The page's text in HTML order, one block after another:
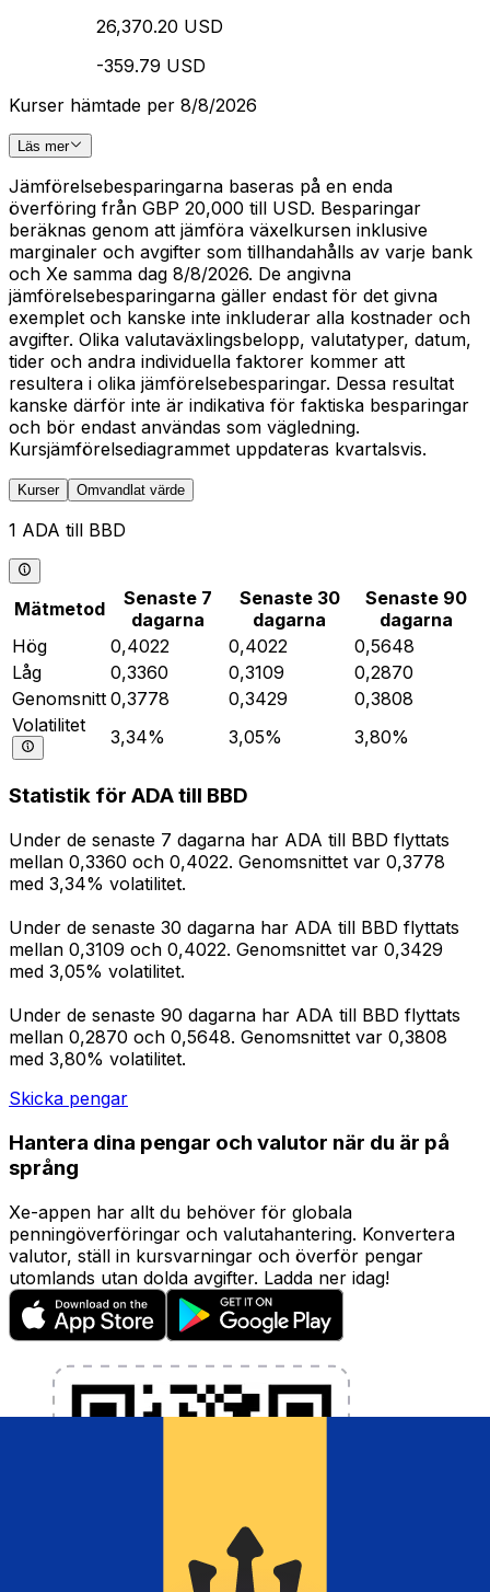
26,370.20 USD
-359.79 USD
Kurser hämtade per 8/8/2026
Läs mer
Jämförelsebesparingarna baseras på en enda
överföring från GBP 20,000 till USD. Besparingar
beräknas genom att jämföra växelkursen inklusive
marginaler och avgifter som tillhandahålls av varje bank
och Xe samma dag 8/8/2026. De angivna
jämförelsebesparingarna gäller endast för det givna
exemplet och kanske inte inkluderar alla kostnader och
avgifter. Olika valutaväxlingsbelopp, valutatyper, datum,
tider och andra individuella faktorer kommer att
resultera i olika jämförelsebesparingar. Dessa resultat
kanske därför inte är indikativa för faktiska besparingar
och bör endast användas som vägledning.
Kursjämförelsediagrammet uppdateras kvartalsvis.
Kurser Omvandlat värde
1 ADA till BBD
Mätmetod
Senaste 7
dagarna
Senaste 30
dagarna
Senaste 90
dagarna
Hög
0,4022 0,4022
0,5648
Låg
0,3360 0,3109
0,2870
Genomsnitt 0,3778 0,3429
0,3808
Volatilitet
3,34% 3,05% 3,80%
Statistik för ADA till BBD
Under de senaste 7 dagarna har ADA till BBD flyttats
mellan 0,3360 och 0,4022. Genomsnittet var 0,3778
med 3,34% volatilitet.
Under de senaste 30 dagarna har ADA till BBD flyttats
mellan 0,3109 och 0,4022. Genomsnittet var 0,3429
med 3,05% volatilitet.
Under de senaste 90 dagarna har ADA till BBD flyttats
mellan 0,2870 och 0,5648. Genomsnittet var 0,3808
med 3,80% volatilitet.
Skicka pengar
Hantera dina pengar och valutor när du är på
språng
Xe-appen har allt du behöver för globala
penningöverföringar och valutahantering. Konvertera
valutor, ställ in kursvarningar och överför pengar
utomlands utan dolda avgifter. Ladda ner idag!